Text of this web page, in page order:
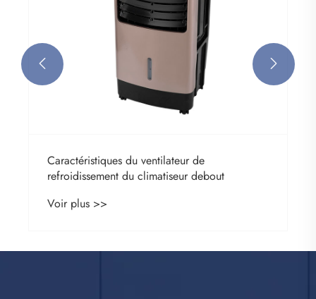
Caractéristiques du ventilateur de
refroidissement du climatiseur debout
Voir plus >>
 